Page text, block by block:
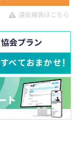
違反報告はこちら